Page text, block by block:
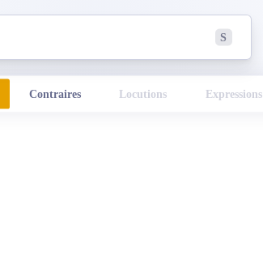
S
Contraires Locutions Expressions